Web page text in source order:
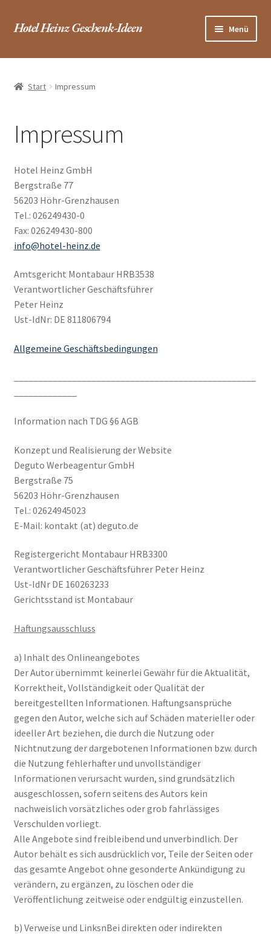
Zur
Zum
Hotel Heinz Geschenk-Ideen Menü
Startseite / Shop
Hotel
Kasse
Kontakt
Start Impressum
Impressum
Hotel Heinz GmbH
Bergstraße 77
56203 Höhr-Grenzhausen
Tel.: 026249430-0
Fax: 026249430-800
info@hotel-heinz.de
Amtsgericht Montabaur HRB3538
Verantwortlicher Geschäftsführer
Peter Heinz
Ust-IdNr: DE 811806794
Allgemeine Geschäftsbedingungen
Information nach TDG §6 AGB
Konzept und Realisierung der Website
Deguto Werbeagentur GmbH
Bergstraße 75
56203 Höhr-Grenzhausen
Tel.: 02624945023
E-Mail: kontakt (at) deguto.de
Registergericht Montabaur HRB3300
Verantwortlicher Geschäftsführer Peter Heinz
Ust-IdNr DE 160263233
Gerichtsstand ist Montabaur
Haftungsausschluss
a) Inhalt des Onlineangebotes
Der Autor übernimmt keinerlei Gewähr für die Aktualität,
Korrektheit, Vollständigkeit oder Qualität der
bereitgestellten Informationen. Haftungsansprüche
gegen den Autor, welche sich auf Schäden materieller oder
ideeller Art beziehen, die durch die Nutzung oder
Nichtnutzung der dargebotenen Informationen bzw. durch
die Nutzung fehlerhafter und unvollständiger
Informationen verursacht wurden, sind grundsätzlich
ausgeschlossen, sofern seitens des Autors kein
nachweislich vorsätzliches oder grob fahrlässiges
Verschulden vorliegt.
Alle Angebote sind freibleibend und unverbindlich. Der
Autor behält es sich ausdrücklich vor, Teile der Seiten oder
das gesamte Angebot ohne gesonderte Ankündigung zu
verändern, zu ergänzen, zu löschen oder die
Veröffentlichung zeitweise oder endgültig einzustellen.
b) Verweise und LinksnBei direkten oder indirekten